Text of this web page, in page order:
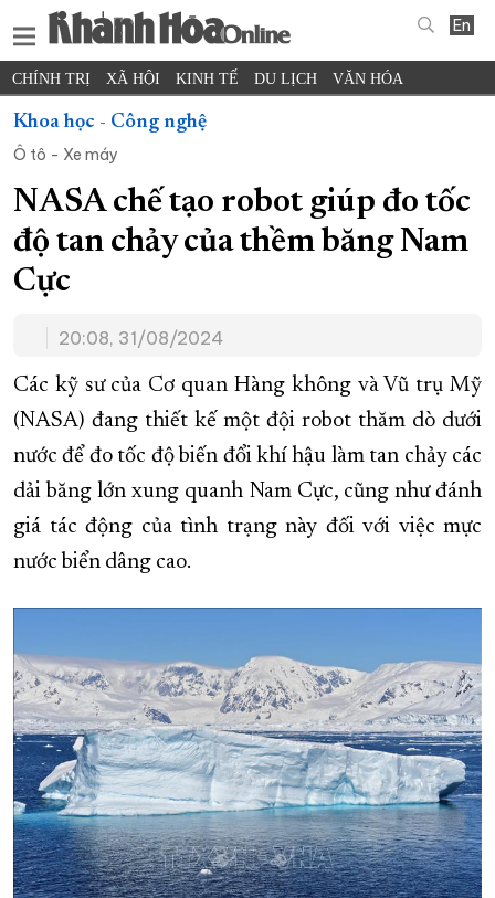
En
CHÍNH TRỊ XÃ HỘI KINH TẾ DU LỊCH VĂN HÓA
THỂ THAO ĐỜI SỐNG TIN ĐỊA PHƯƠNG
KHOA HỌC - CÔNG NGHỆ
THẾ GIỚI MULTIMEDIA VIDEO ĐỌC BÁO ONLINE
PODCAST THÔNG TIN - QUẢNG CÁO
QUY HOẠCH TỈNH KHÁNH HÒA
CHUNG TAY CẢI CÁCH HÀNH CHÍNH
XÂY DỰNG NÔNG THÔN MỚI LỊCH CẮT ĐIỆN
TÀU - XE - MÁY BAY
KỶ NIỆM 370 NĂM XÂY DỰNG VÀ PHÁT TRIỂN TỈNH KHÁNH HÒA
KHOẢNH KHẮC ĐẸP XỨ TRẦM
XÂY DỰNG KHÁNH HÒA TRỞ THÀNH THÀNH PHỐ TRỰC THUỘC
ĐẠI HỘI ĐẢNG CÁC CẤP
Khoa học - Công nghệ
Ô tô - Xe máy
NASA chế tạo robot giúp đo tốc
độ tan chảy của thềm băng Nam
Cực
20:08, 31/08/2024
Các kỹ sư của Cơ quan Hàng không và Vũ trụ Mỹ
(NASA) đang thiết kế một đội robot thăm dò dưới
nước để đo tốc độ biến đổi khí hậu làm tan chảy các
dải băng lớn xung quanh Nam Cực, cũng như đánh
giá tác động của tình trạng này đối với việc mực
nước biển dâng cao.